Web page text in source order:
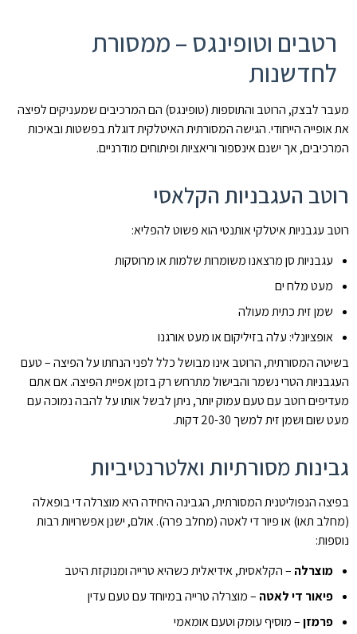
רטבים וטופינגס – ממסורת
לחדשנות
מעבר לבצק, הרוטב והתוספות (טופינגס) הם המרכיבים שמעניקים לפיצה
את אופייה הייחודי. הגישה המסורתית האיטלקית דוגלת בפשטות ובאיכות
המרכיבים, אך ישנם אינספור וריאציות ופיתוחים מודרניים.
רוטב העגבניות הקלאסי
רוטב עגבניות איטלקי אותנטי הוא פשוט להפליא:
עגבניות סן מרצאנו משומרות שלמות או מרוסקות
מעט מלח ים
שמן זית כתית מעולה
אופציונלי: עלה בזיליקום או מעט אורגנו
בשיטה המסורתית, הרוטב אינו מבושל כלל לפני הנחתו על הפיצה – טעם
העגבניות הטרי נשמר והבישול מתרחש רק בזמן אפיית הפיצה. אם אתם
מעדיפים רוטב עם טעם עמוק יותר, ניתן לבשל אותו על להבה נמוכה עם
מעט שום ושמן זית למשך 20-30 דקות.
גבינות מסורתיות ואלטרנטיביות
בפיצה הנפוליטנית המסורתית, הגבינה היחידה היא מוצרלה די בופאלה
(מחלב תאו) או פיור די לאטה (מחלב פרה). אולם, ישנן אפשרויות רבות
נוספות:
מוצרלה – הקלאסית, אידיאלית כשהיא טרייה ומנוקזת היטב
פיאור די לאטה – מוצרלה טרייה במיוחד עם טעם עדין
פרמזן– מוסיף עומק וטעם אומאמי